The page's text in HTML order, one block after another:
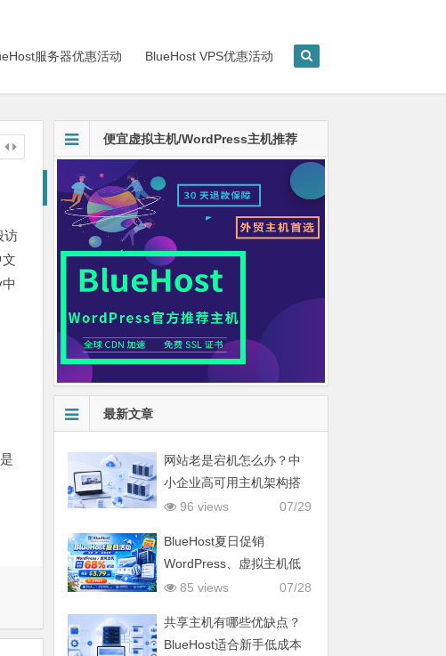
服务器优惠活动 BlueHost VPS优惠活动
访
便宜虚拟主机/WordPress主机推荐
最新文章
网站老是宕机怎么办？中
小企业高可用主机架构搭
建思路
07/29
96 views
BlueHost夏日促销
WordPress、虚拟主机低
至$3.79/月
07/28
85 views
共享主机有哪些优缺点？
BlueHost适合新手低成本